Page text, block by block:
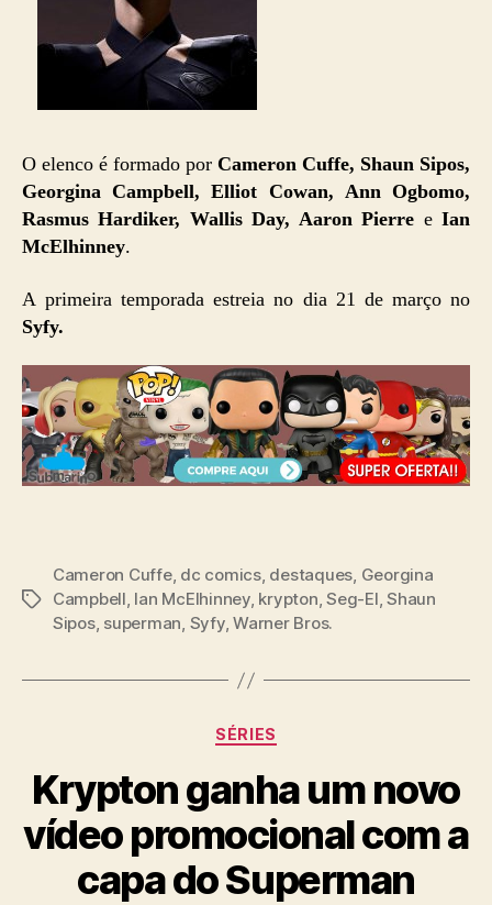
O elenco é formado por Cameron Cuffe, Shaun Sipos,
Georgina Campbell, Elliot Cowan, Ann Ogbomo,
Rasmus Hardiker, Wallis Day, Aaron Pierre eIan
McElhinney.
A primeira temporada estreia no dia 21 de março no
Syfy.
Tags
Cameron Cuffe, dc comics, destaques, Georgina
Campbell, Ian McElhinney, krypton,Seg-El,Shaun
Sipos, superman, Syfy,Warner Bros.
Categorias
SÉRIES
Krypton ganha um novo
vídeo promocional com a
capa do Superman